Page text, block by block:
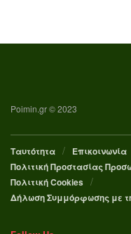
Poimin.gr © 2023
Ταυτότητα Επικοινωνία
Πολιτική Προστασίας
Πολιτική Cookies
Δήλωση Συμμόρφωσης με